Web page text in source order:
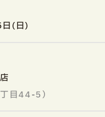
(日)
目44-5）